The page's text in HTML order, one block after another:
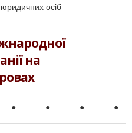
осіб
на
● ● ● ●